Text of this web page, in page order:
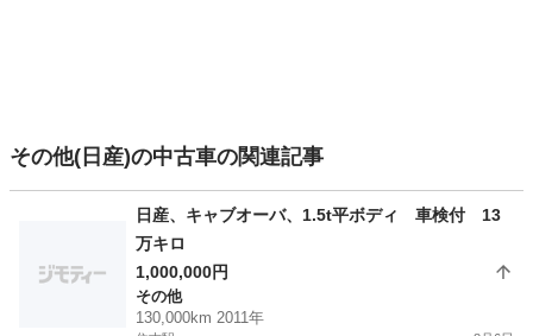
その他(日産)の中古車の関連記事
日産、キャブオーバ、1.5t平ボディ 車検付 13
万キロ
1,000,000円
その他
130,000km 2011年